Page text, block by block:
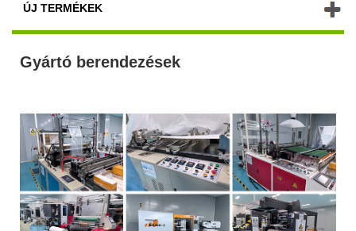
ÚJ TERMÉKEK
Gyártó berendezések